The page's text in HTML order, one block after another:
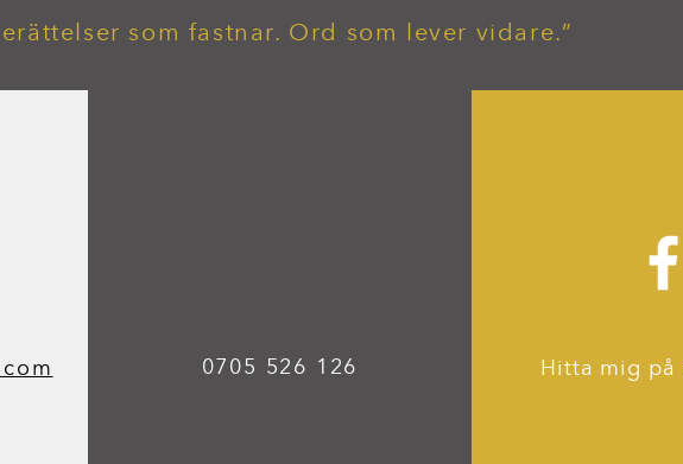
som fastnar. Ord som lever vidare.”
0705 526 126 Hitta mig på